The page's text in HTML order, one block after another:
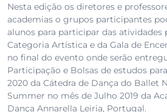
Nesta edição os diretores e
academias o grupos participantes
alunos para participar das atividades
Categoria Artística e da Gala de
no final do evento onde serão
Participação e Bolsas de estudos
2020 da Cátedra de Dança do Ballet
Summer no mês de Julho 2019 da
Dança Annarella Leiria, Portugal.